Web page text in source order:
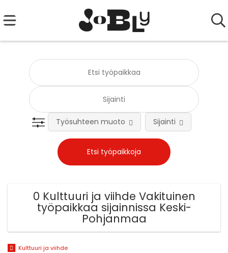
Työsuhteen muoto Sijainti
0 Kulttuuri ja viihde Vakituinen
työpaikkaa sijainnissa Keski-
Pohjanmaa
Kulttuuri ja viihde